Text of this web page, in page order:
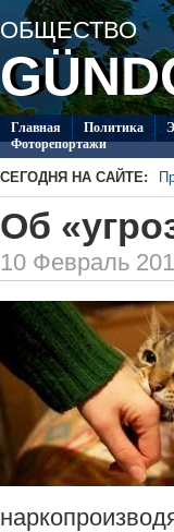
ОБЩЕСТВО
Главная Политикa
Фоторепортажи
СЕГОДНЯ НА САЙТЕ:
В
Об
10 Февраль